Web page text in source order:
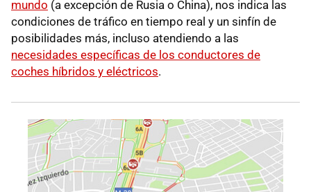
mundo (a excepción de Rusia o China), nos indica las
condiciones de tráfico en tiempo real y un sinfín de
posibilidades más, incluso atendiendo a las
necesidades específicas de los conductores de
coches híbridos y eléctricos.